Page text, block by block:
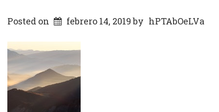
Posted on febrero 14, 2019by hPTAbOeLVa